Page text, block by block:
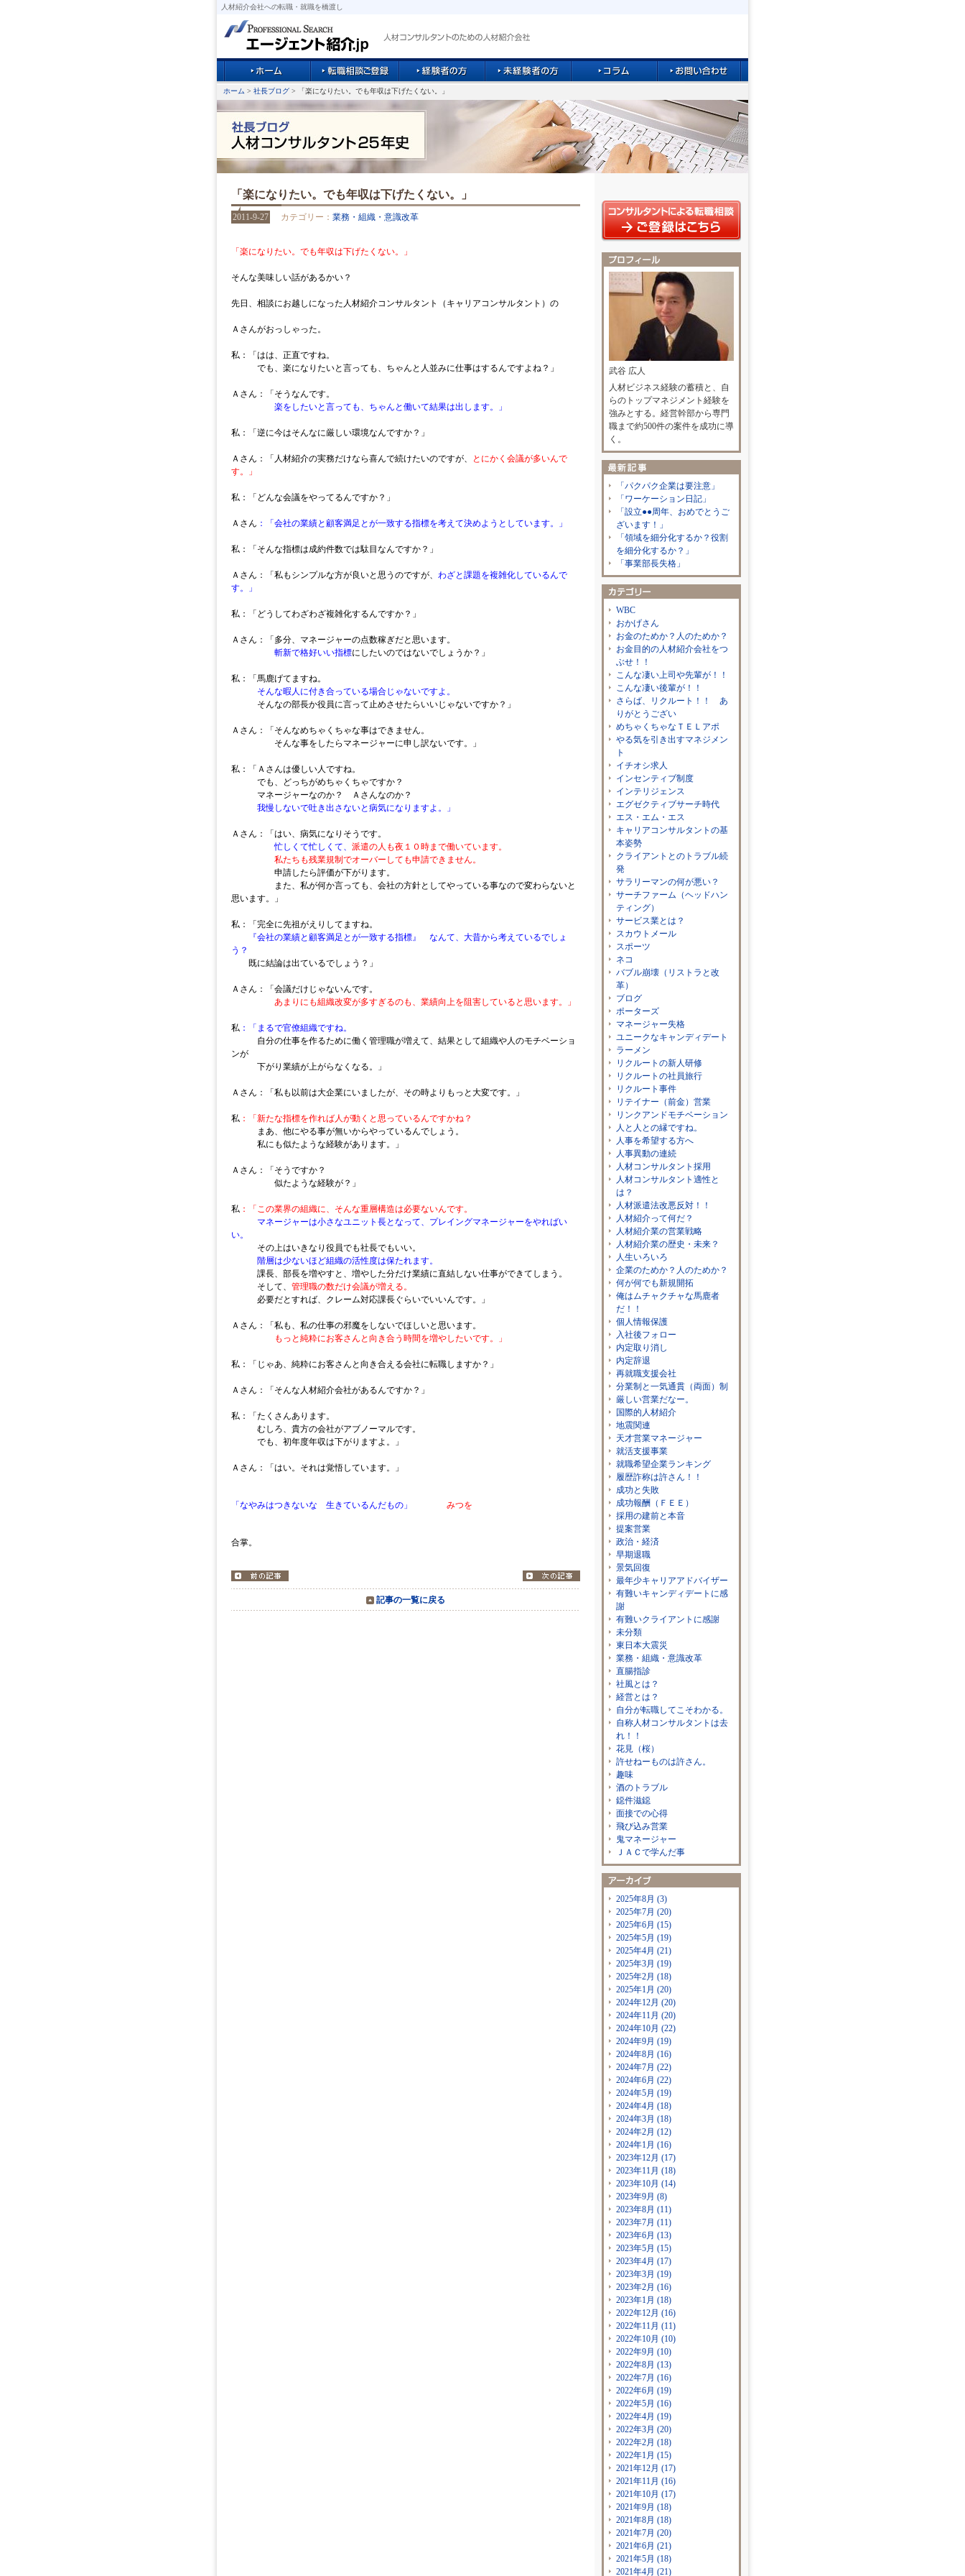
人材紹介会社への転職・就職を橋渡し
ホーム > 社長ブログ > 「楽になりたい。でも年収は下げたくない。」
「楽になりたい。でも年収は下げたくない。」
2011-9-27 カテゴリー： 業務・組織・意識改革
「楽になりたい。でも年収は下げたくない。」
そんな美味しい話があるかい？
先日、相談にお越しになった人材紹介コンサルタント（キャリアコンサルタント）の
Ａさんがおっしゃった。
私：「はは、正直ですね。
でも、楽になりたいと言っても、ちゃんと人並みに仕事はするんですよね？」
Ａさん：「そうなんです。
楽をしたいと言っても、ちゃんと働いて結果は出します。」
私：「逆に今はそんなに厳しい環境なんですか？」
Ａさん：「人材紹介の実務だけなら喜んで続けたいのですが、
とにかく会議が多いんで
す。」
私：「どんな会議をやってるんですか？」
Ａさん ：「会社の業績と顧客満足とが一致する指標を考えて決めようとしています。」
私：「そんな指標は成約件数では駄目なんですか？」
Ａさん：「私もシンプルな方が良いと思うのですが、 わざと課題を複雑化しているんで
す。」
私：「どうしてわざわざ複雑化するんですか？」
Ａさん：「多分、マネージャーの点数稼ぎだと思います。
斬新で格好いい指標にしたいのではないでしょうか？」
私：「馬鹿げてますね。
そんな暇人に付き合っている場合じゃないですよ。
そんなの部長か役員に言って止めさせたらいいじゃないですか？」
Ａさん：「そんなめちゃくちゃな事はできません。
そんな事をしたらマネージャーに申し訳ないです。」
私：「Ａさんは優しい人ですね。
でも、どっちがめちゃくちゃですか？
マネージャーなのか？ Ａさんなのか？
我慢しないで吐き出さないと病気になりますよ。」
Ａさん：「はい、病気になりそうです。
忙しくて忙しくて、 派遣の人も夜１０時まで働いています。
私たちも残業規制でオーバーしても申請できません。
申請したら評価が下がります。
また、私が何か言っても、会社の方針としてやっている事なので変わらないと
思います。」
私：「完全に先祖がえりしてますね。
『会社の業績と顧客満足とが一致する指標』 なんて、大昔から考えているでしょ
う？
既に結論は出ているでしょう？」
Ａさん：「会議だけじゃないんです。
あまりにも組織改変が多すぎるのも、業績向上を阻害していると思います。」
私 ：「まるで官僚組織ですね。
自分の仕事を作るために働く管理職が増えて、結果として組織や人のモチベーショ
ンが
下がり業績が上がらなくなる。」
Ａさん：「私も以前は大企業にいましたが、その時よりもっと大変です。」
私 ：「新たな指標を作れば人が動くと思っているんですかね？
まあ、他にやる事が無いからやっているんでしょう。
私にも似たような経験があります。」
Ａさん：「そうですか？
似たような経験が？」
私 ：「この業界の組織に、そんな重層構造は必要ないんです。
マネージャーは小さなユニット長となって、プレイングマネージャーをやればい
い。
その上はいきなり役員でも社長でもいい。
階層は少ないほど組織の活性度は保たれます。
課長、部長を増やすと、増やした分だけ業績に直結しない仕事ができてしまう。
そして、 管理職の数だけ会議が増える。
必要だとすれば、クレーム対応課長ぐらいでいいんです。」
Ａさん：「私も、私の仕事の邪魔をしないでほしいと思います。
もっと純粋にお客さんと向き合う時間を増やしたいです。」
私：「じゃあ、純粋にお客さんと向き合える会社に転職しますか？」
Ａさん：「そんな人材紹介会社があるんですか？」
私：「たくさんあります。
むしろ、貴方の会社がアブノーマルです。
でも、初年度年収は下がりますよ。」
Ａさん：「はい。それは覚悟しています。」
「なやみはつきないな 生きているんだもの」 みつを
合掌。
記事の一覧に戻る
武谷 広人
人材ビジネス経験の蓄積と、自
らのトップマネジメント経験を
強みとする。経営幹部から専門
職まで約500件の案件を成功に導
く。
「パクパク企業は要注意」
「ワーケーション日記」
「設立●●周年、おめでとうご
ざいます！」
「領域を細分化するか？役割
を細分化するか？」
「事業部長失格」
WBC
おかげさん
お金のためか？人のためか？
お金目的の人材紹介会社をつ
ぶせ！！
こんな凄い上司や先輩が！！
こんな凄い後輩が！！
さらば、リクルート！！ あ
りがとうござい
めちゃくちゃなＴＥＬアポ
やる気を引き出すマネジメン
ト
イチオシ求人
インセンティブ制度
インテリジェンス
エグゼクティブサーチ時代
エス・エム・エス
キャリアコンサルタントの基
本姿勢
クライアントとのトラブル続
発
サラリーマンの何が悪い？
サーチファーム（ヘッドハン
ティング）
サービス業とは？
スカウトメール
スポーツ
ネコ
バブル崩壊（リストラと改
革）
ブログ
ポーターズ
マネージャー失格
ユニークなキャンディデート
ラーメン
リクルートの新人研修
リクルートの社員旅行
リクルート事件
リテイナー（前金）営業
リンクアンドモチベーション
人と人との縁ですね。
人事を希望する方へ
人事異動の連続
人材コンサルタント採用
人材コンサルタント適性と
は？
人材派遣法改悪反対！！
人材紹介って何だ？
人材紹介業の営業戦略
人材紹介業の歴史・未来？
人生いろいろ
企業のためか？人のためか？
何が何でも新規開拓
俺はムチャクチャな馬鹿者
だ！！
個人情報保護
入社後フォロー
内定取り消し
内定辞退
再就職支援会社
分業制と一気通貫（両面）制
厳しい営業だなー。
国際的人材紹介
地震関連
天才営業マネージャー
就活支援事業
就職希望企業ランキング
履歴詐称は許さん！！
成功と失敗
成功報酬（ＦＥＥ）
採用の建前と本音
提案営業
政治・経済
早期退職
景気回復
最年少キャリアアドバイザー
有難いキャンディデートに感
謝
有難いクライアントに感謝
未分類
東日本大震災
業務・組織・意識改革
直腸指診
社風とは？
経営とは？
自分が転職してこそわかる。
自称人材コンサルタントは去
れ！！
花見（桜）
許せねーものは許さん。
趣味
酒のトラブル
鐚件滋鐚
面接での心得
飛び込み営業
鬼マネージャー
ＪＡＣで学んだ事
2025年8月 (3)
2025年7月 (20)
2025年6月 (15)
2025年5月 (19)
2025年4月 (21)
2025年3月 (19)
2025年2月 (18)
2025年1月 (20)
2024年12月 (20)
2024年11月 (20)
2024年10月 (22)
2024年9月 (19)
2024年8月 (16)
2024年7月 (22)
2024年6月 (22)
2024年5月 (19)
2024年4月 (18)
2024年3月 (18)
2024年2月 (12)
2024年1月 (16)
2023年12月 (17)
2023年11月 (18)
2023年10月 (14)
2023年9月 (8)
2023年8月 (11)
2023年7月 (11)
2023年6月 (13)
2023年5月 (15)
2023年4月 (17)
2023年3月 (19)
2023年2月 (16)
2023年1月 (18)
2022年12月 (16)
2022年11月 (11)
2022年10月 (10)
2022年9月 (10)
2022年8月 (13)
2022年7月 (16)
2022年6月 (19)
2022年5月 (16)
2022年4月 (19)
2022年3月 (20)
2022年2月 (18)
2022年1月 (15)
2021年12月 (17)
2021年11月 (16)
2021年10月 (17)
2021年9月 (18)
2021年8月 (18)
2021年7月 (20)
2021年6月 (21)
2021年5月 (18)
2021年4月 (21)